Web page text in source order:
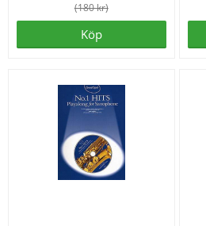
(180 kr)
Köp